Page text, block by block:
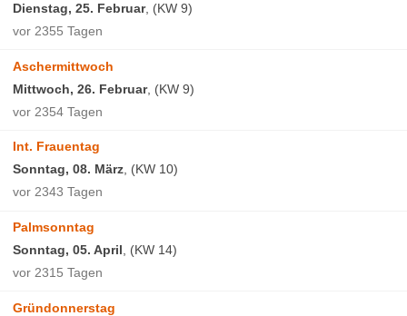
Dienstag, 25. Februar, (KW 9)
vor 2355 Tagen
Aschermittwoch
Mittwoch, 26. Februar, (KW 9)
vor 2354 Tagen
Int. Frauentag
Sonntag, 08. März, (KW 10)
vor 2343 Tagen
Palmsonntag
Sonntag, 05. April , (KW 14)
vor 2315 Tagen
Gründonnerstag